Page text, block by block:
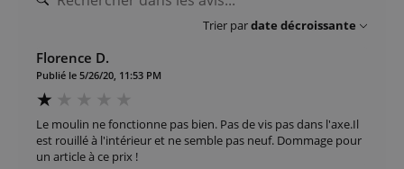
Trier pardate décroissante
Florence D.
Publié le 5/26/20, 11:53 PM
Le moulin ne fonctionne pas bien. Pas de vis pas dans l'axe.Il
est rouillé à l'intérieur et ne semble pas neuf. Dommage pour
un article à ce prix !